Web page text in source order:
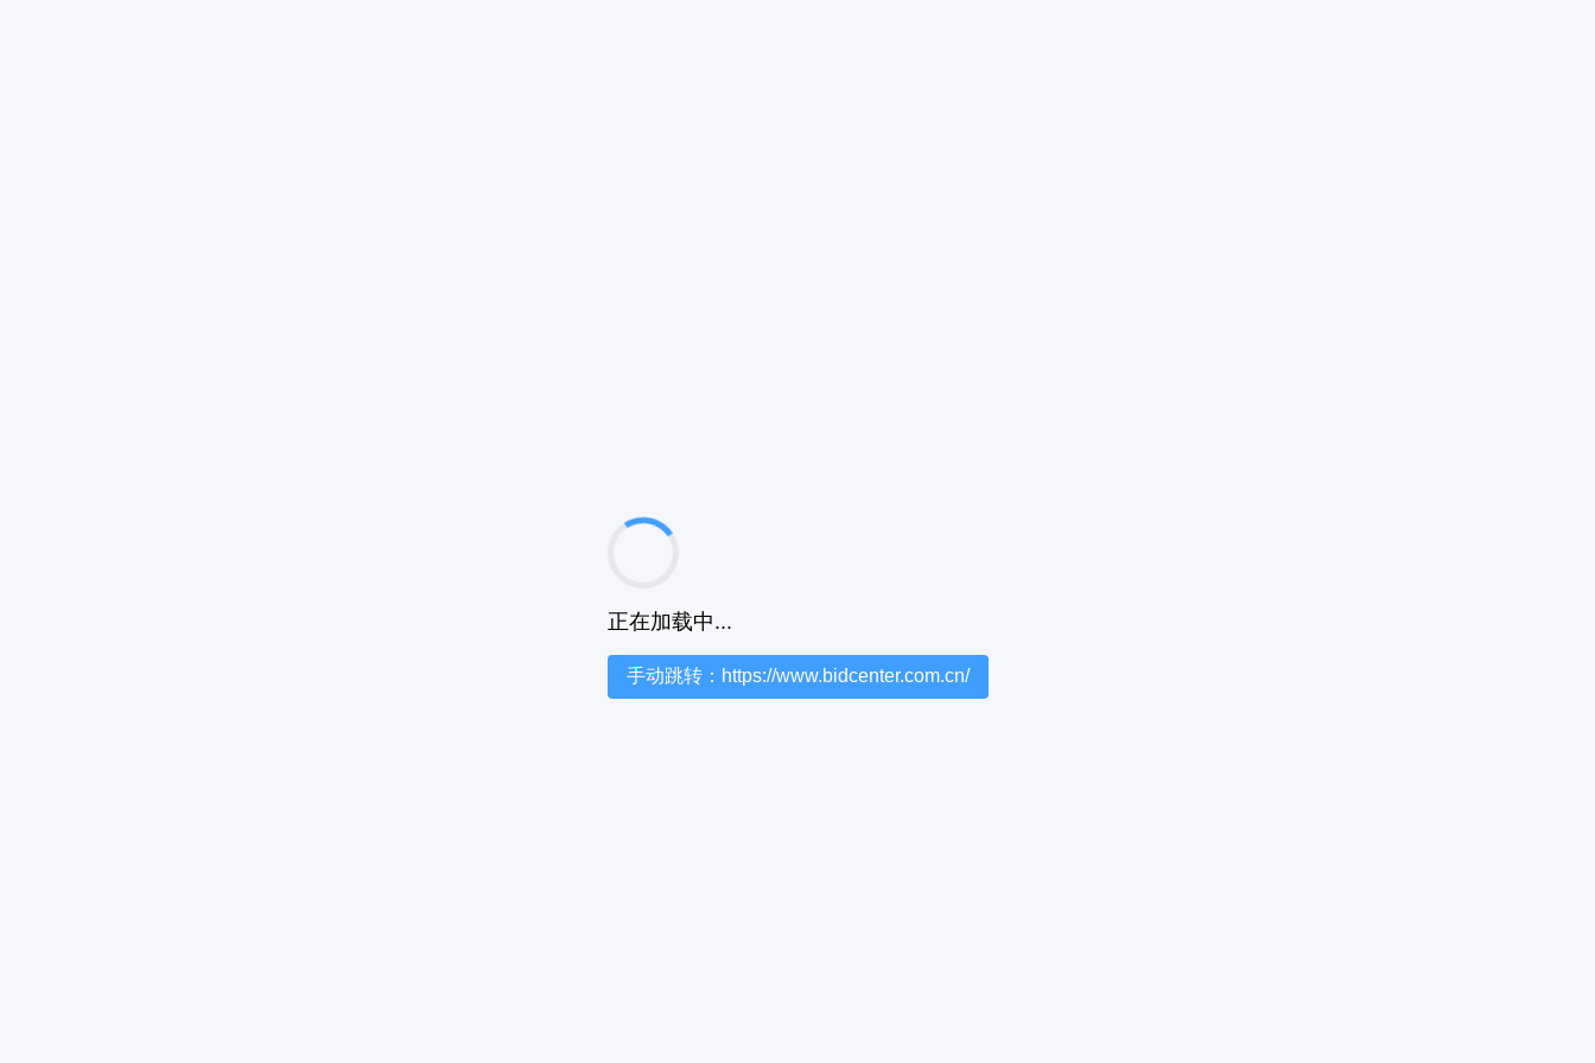
正在加载中...
手动跳转：https://www.bidcenter.com.cn/